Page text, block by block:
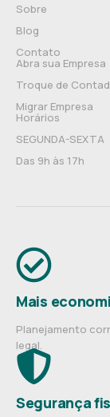
Sobre
Blog
Contato
Abra sua Empresa
Troque de
Migrar Empresa
Horários
SEGUNDA-SEXTA
Das 9h às 17h
Mais
Planejamento
legal.
Segurança